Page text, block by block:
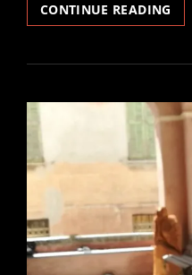
CONTINUE READING
AND